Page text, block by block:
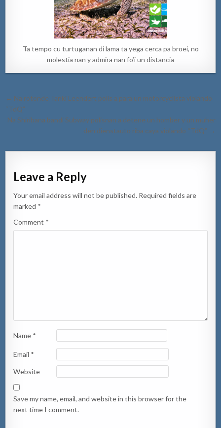
Ta tempo cu turtuganan di lama ta yega cerca pa broei, no
molestia nan y admira nan fo’i un distancia
Post
navigation
← Na rotonde Tanki Leendert polis a para un motorcyclista violando
“TdQ”
Na Shiribana bandi Subway polisnan a detene un homber y un muher
den dienstauto riba caya violando “TdQ” →
Leave a Reply
Your email address will not be published. Required fields are
marked *
Comment *
Name *
Email *
Website
Save my name, email, and website in this browser for the
next time I comment.